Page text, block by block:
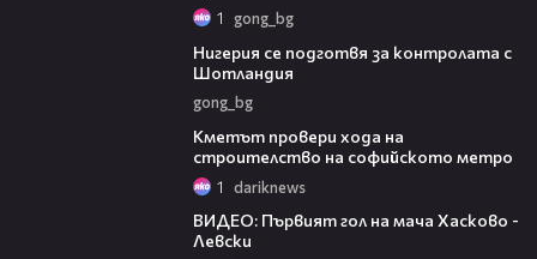
1 gong_bg
Нигерия се подготвя за контролата с
Шотландия
gong_bg
Кметът провери хода на
строителство на софийското метро
1 dariknews
ВИДЕО: Първият гол на мача Хасково -
Левски